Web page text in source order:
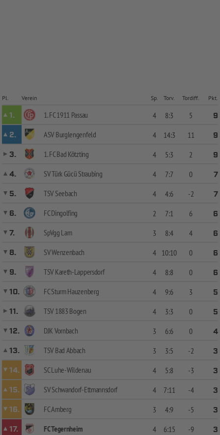
Pl. Verein Sp. Torv. Tordiff. Pkt.
1. 1. FC 1911 Passau 4 8:3 5
9
2.
ASV Burglengenfeld 4 14:3 11
9
3.
1. FC Bad Kötzting 4 5:3 2
9
4.
SV Türk Gücü Straubing 4 7:7 0
7
5.
TSV Seebach 4 4:6 -2
7
6.
FC Dingolfing 2 7:1 6
6
7.
SpVgg Lam 3 8:4 4
6
8.
SV Wenzenbach 4 10:10 0
6
9.
TSV Kareth-Lappersdorf 4 8:8 0
6
10.
FC Sturm Hauzenberg 4 9:6 3
5
11.
TSV 1883 Bogen 4 3:3 0
5
12.
DJK Vornbach 3 6:6 0
4
13.
TSV Bad Abbach 3 3:5 -2
3
14.
SC Luhe-Wildenau 4 5:8 -3
3
15.
SV Schwandorf-Ettmannsdorf 4 7:11 -4
3
16.
FC Amberg 3 4:9 -5
3
17.
FC Tegernheim 4 6:15 -9 3